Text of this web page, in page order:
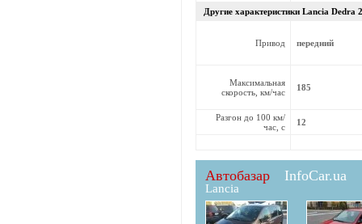
Другие характеристики Lancia Dedra
Привод передний
Максимальная
скорость, км/час
185
Разгон до 100 км/
час, с
12
Автобазар InfoCar.ua
Lancia